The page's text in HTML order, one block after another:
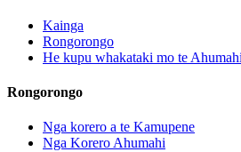
Kainga
Rongorongo
He kupu whakataki mo te
Rongorongo
Nga korero a te Kamupene
Nga Korero Ahumahi